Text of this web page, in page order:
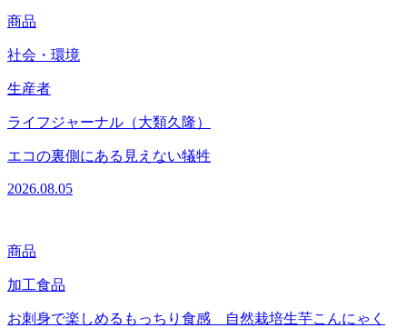
商品
社会・環境
生産者
ライフジャーナル（大類久隆）
エコの裏側にある見えない犠牲
2026.08.05
商品
加工食品
お刺身で楽しめるもっちり食感 自然栽培生芋こんにゃく